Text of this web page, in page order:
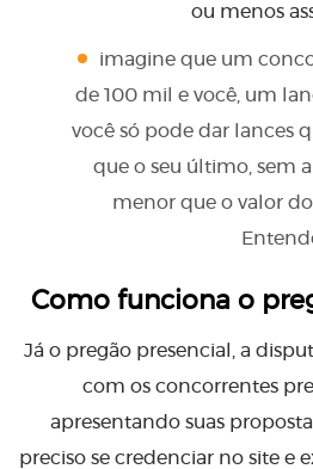
ou menos
imagine que um
de 100 mil e você, um
você só pode dar lances
que o seu último, sem
menor que o valor
Como funciona o
Já o pregão presencial, a
com os concorrentes
apresentando suas
preciso se credenciar no site e